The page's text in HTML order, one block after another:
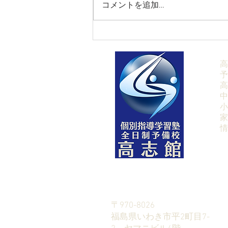
【9/27(日)英検受付中❘英検
利用大学受験最後のチャン
コメントを追加…
〒970-8026
​福島県いわき市平2町目7-